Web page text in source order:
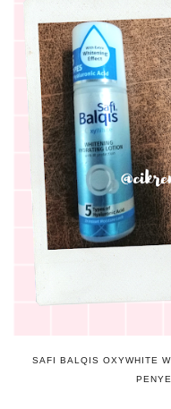
SAFI BALQIS OXYWHITE